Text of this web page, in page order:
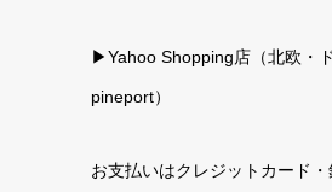
▶Yahoo Shopping店（北欧・
pineport）
お支払いはクレジットカード